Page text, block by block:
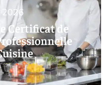
Certificat de
2026